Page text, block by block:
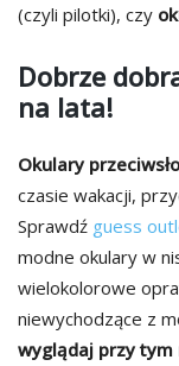
(czyli pilotki), czy
Dobrze
na lata!
Okulary
czasie wakacji,
Sprawdź guess
modne okulary w
wielokolorowe
niewychodzące z
wyglądaj przy tym